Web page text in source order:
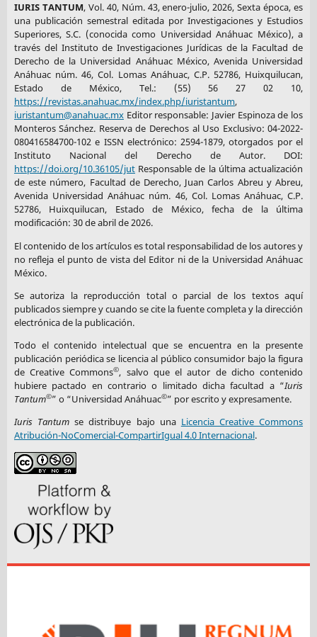
IURIS TANTUM, Vol. 40, Núm. 43, enero-julio, 2026, Sexta época, es
una publicación semestral editada por Investigaciones y Estudios
Superiores, S.C. (conocida como Universidad Anáhuac México), a
través del Instituto de Investigaciones Jurídicas de la Facultad de
Derecho de la Universidad Anáhuac México, Avenida Universidad
Anáhuac núm. 46, Col. Lomas Anáhuac, C.P. 52786, Huixquilucan,
Estado de México, Tel.: (55) 56 27 02 10,
https://revistas.anahuac.mx/index.php/iuristantum,
iuristantum@anahuac.mxEditor responsable: Javier Espinoza de los
Monteros Sánchez. Reserva de Derechos al Uso Exclusivo: 04-2022-
080416584700-102 e ISSN electrónico: 2594-1879, otorgados por el
Instituto Nacional del Derecho de Autor. DOI:
https://doi.org/10.36105/jutResponsable de la última actualización
de este número, Facultad de Derecho, Juan Carlos Abreu y Abreu,
Avenida Universidad Anáhuac núm. 46, Col. Lomas Anáhuac, C.P.
52786, Huixquilucan, Estado de México, fecha de la última
modificación: 30 de abril de 2026.
El contenido de los artículos es total responsabilidad de los autores y
no refleja el punto de vista del Editor ni de la Universidad Anáhuac
México.
Se autoriza la reproducción total o parcial de los textos aquí
publicados siempre y cuando se cite la fuente completa y la dirección
electrónica de la publicación.
Todo el contenido intelectual que se encuentra en la presente
publicación periódica se licencia al público consumidor bajo la figura
de Creative Commons©, salvo que el autor de dicho contenido
hubiere pactado en contrario o limitado dicha facultad a “Iuris
Tantum©” o “Universidad Anáhuac©” por escrito y expresamente.
Iuris Tantum se distribuye bajo una Licencia Creative Commons
Atribución-NoComercial-CompartirIgual 4.0 Internacional.